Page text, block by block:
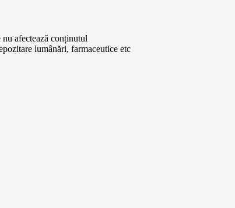
afectează conținutul
lumânări, farmaceutice etc